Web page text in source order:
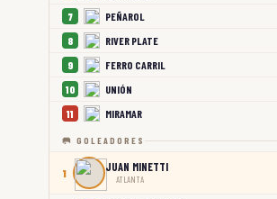
7 PEÑAROL
8 RIVER PLATE
9 FERRO CARRIL
10 UNIÓN
11 MIRAMAR
🥅 GOLEADORES
1 JUAN MINETTI
ATLANTA